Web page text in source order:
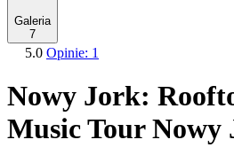
Galeria
7
5.0 Opinie: 1
Nowy Jork:
Music Tour Nowy